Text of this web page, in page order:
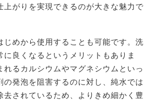
上がりを実現できるのが大きな魅力で
じめから使用することも可能です。洗
に良くなるというメリットもありま
れるカルシウムやマグネシウムといっ
の発泡を阻害するのに対し、純水では
去されているため、よりきめ細かく豊